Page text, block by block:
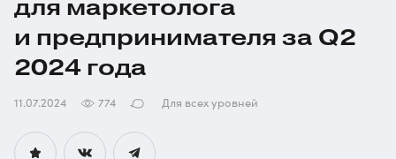
для маркетолога
и предпринимателя за Q2
2024 года
11.07.2024 774 Для всех уровней